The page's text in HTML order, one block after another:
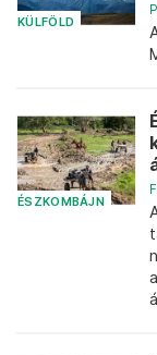
KÜLFÖLD
ÉSZKOMBÁJN